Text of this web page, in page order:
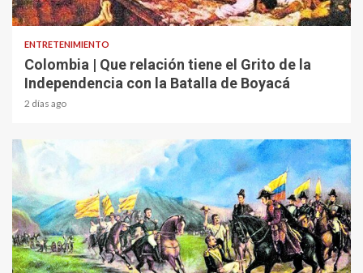
1 min read
ENTRETENIMIENTO
Colombia | Que relación tiene el Grito de la
Independencia con la Batalla de Boyacá
2 días ago
2 min read